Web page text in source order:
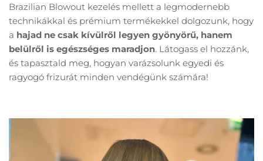
Brazilian Blowout kezelés mellett a legmodernebb
technikákkal és prémium termékekkel dolgozunk, hogy
a hajad ne csak kívülről legyen gyönyörű, hanem
belülről is egészséges maradjon. Látogass el hozzánk,
és tapasztald meg, hogyan varázsolunk egyedi és
ragyogó frizurát minden vendégünk számára!